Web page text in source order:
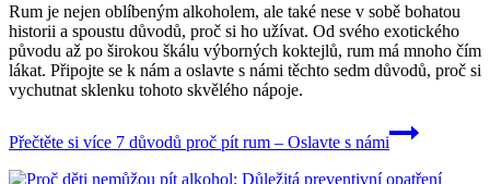
Rum je nejen oblíbeným alkoholem, ale také nese v sobě bohatou
historii a spoustu důvodů, proč si ho užívat. Od svého exotického
původu až po širokou škálu výborných koktejlů, rum má mnoho čím
lákat. Připojte se k nám a oslavte s námi těchto sedm důvodů, proč si
vychutnat sklenku tohoto skvělého nápoje.
Přečtěte si více 7 důvodů proč pít rum – Oslavte s námi